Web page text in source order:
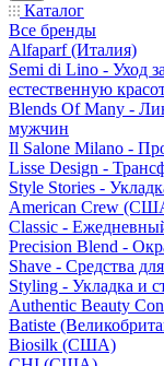
Каталог
Все бренды
Alfaparf (Италия)
Semi di Lino - Уход
естественную
Blends Of Many -
мужчин
Il Salone Milano -
Lisse Design -
Style Stories -
American Crew
Classic -
Precision Blend -
Shave - Средства
Styling - Укладка и
Authentic Beauty
Batiste
Biosilk (США)